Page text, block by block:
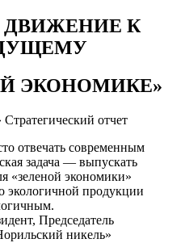
ДВИЖЕНИЕ К
ЭКОНОМИКЕ»
Стратегический отчет
отвечать современным
задача — выпускать
«зеленой экономики»
экологичной продукции
Председатель
никель»